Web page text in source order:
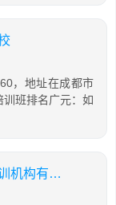
，地址在成都市
班排名广元：如
四川单招培训班费用广元，四川单招培训机构有哪些